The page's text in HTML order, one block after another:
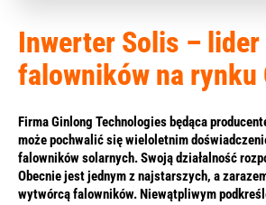
Inwerter Solis – lider
falowników na rynku
Firma Ginlong Technologies będąca
może pochwalić się wieloletnim
falowników solarnych. Swoją działalność
Obecnie jest jednym z najstarszych, a
wytwórcą falowników. Niewątpliwym